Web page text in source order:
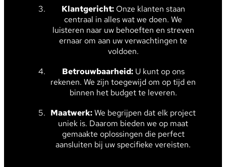
Klantgericht:Onze klanten staan
centraal in alles wat we doen. We
luisteren naar uw behoeften en streven
ernaar om aan uw verwachtingen te
voldoen.
Betrouwbaarheid:U kunt op ons
rekenen. We zijn toegewijd om op tijd en
binnen het budget te leveren.
Maatwerk:We begrijpen dat elk project
uniek is. Daarom bieden we op maat
gemaakte oplossingen die perfect
aansluiten bij uw specifieke vereisten.